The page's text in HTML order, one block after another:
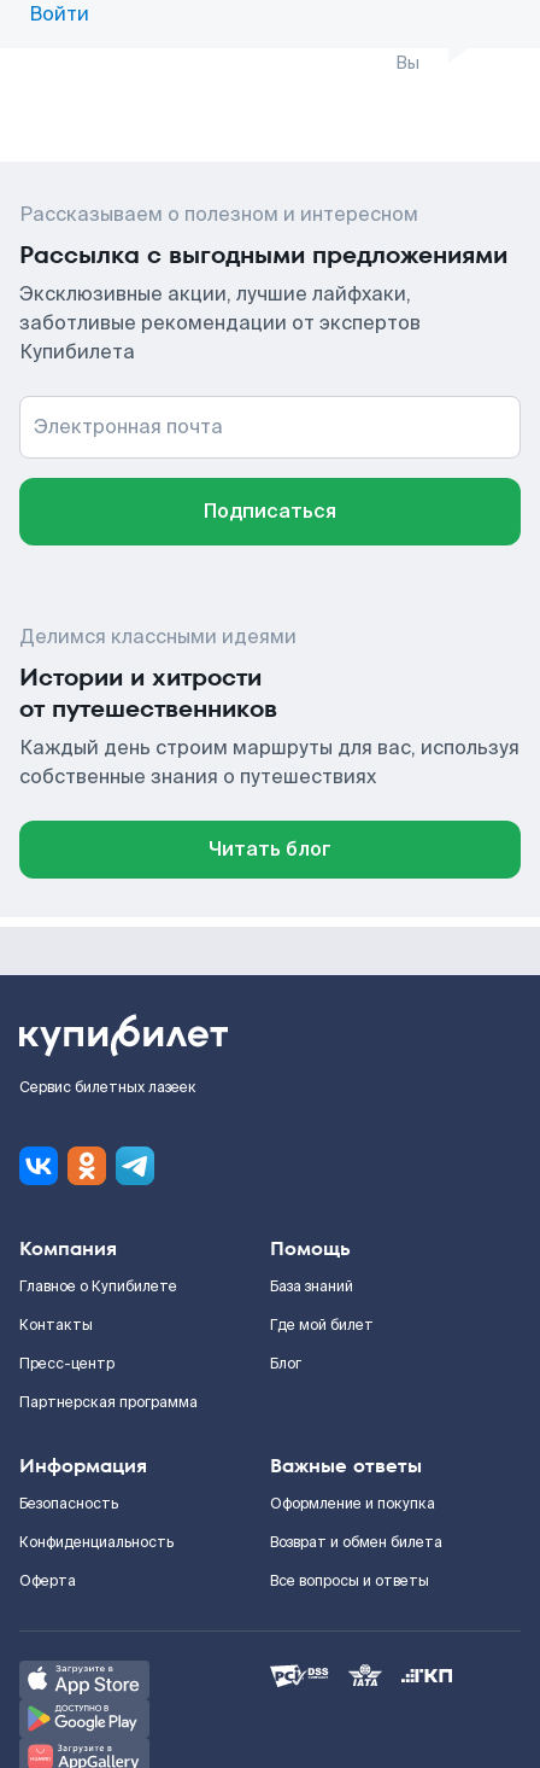
Войти
Вы
Рассказываем о полезном и интересном
Рассылка с выгодными предложениями
Эксклюзивные акции, лучшие лайфхаки,
заботливые рекомендации от экспертов
Купибилета
Электронная почта
Подписаться
Делимся классными идеями
Истории и хитрости
от путешественников
Каждый день строим маршруты для вас, используя
собственные знания о путешествиях
Читать блог
Сервис билетных лазеек
Компания
Главное о Купибилете
Контакты
Пресс-центр
Партнерская программа
Помощь
База знаний
Где мой билет
Блог
Информация
Безопасность
Конфиденциальность
Оферта
Важные ответы
Оформление и покупка
Возврат и обмен билета
Все вопросы и ответы